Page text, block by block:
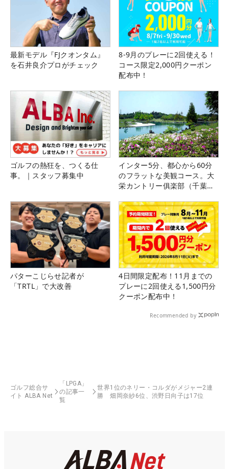
最新モデル『FJクオンタム』
を石井良介プロがチェック
8-9月のプレーに2回使える！
コース限定2,000円クーポン
配布中！
ゴルフの熱狂を、つくる仕
事。｜スタッフ募集中
インター5分、都心から60分
のフラットな美観コース。大
栄カントリー俱楽部（千葉
パターこじらせ記者が
「TRTL」で大改善
4日間限定配布！11月までの
プレーに2回使える1,500円分
クーポン配布中！
Recommended by
ゴルフ総合サ
イト ALBA Net
「LPGA」
の記事一
覧
世界1位のネリー・コルダがメジャー2連
勝 畑岡奈紗6位、渋野日向子は17位